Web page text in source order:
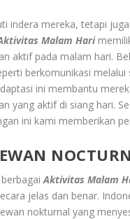
indera mereka, tetapi
Malam Hari
aktif pada malam hari.
berkomunikasi
ini membantu
yang aktif di siang hari.
ini kami memberikan
berbagaiAktivitas Malam
jelas dan benar.
nokturnal yang